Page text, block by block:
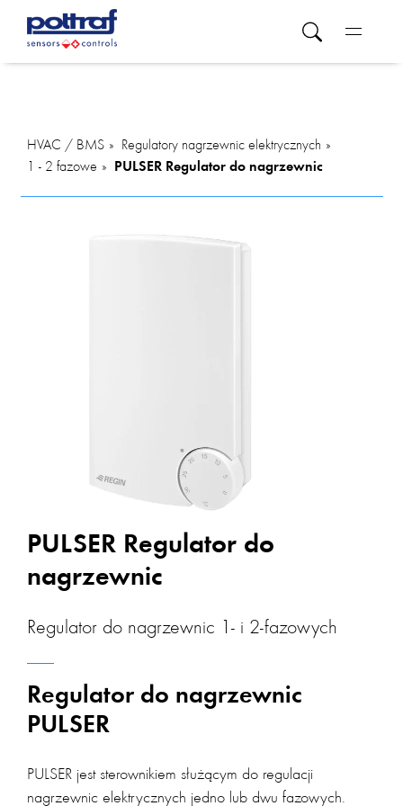
HVAC / BMS
Regulatory nagrzewnic elektrycznych
1 - 2 fazowe
PULSER Regulator do nagrzewnic
PULSER Regulator do
nagrzewnic
Regulator do nagrzewnic 1- i 2-fazowych
Regulator do nagrzewnic
PULSER
PULSER jest sterownikiem służącym do regulacji
nagrzewnic elektrycznych jedno lub dwu fazowych.